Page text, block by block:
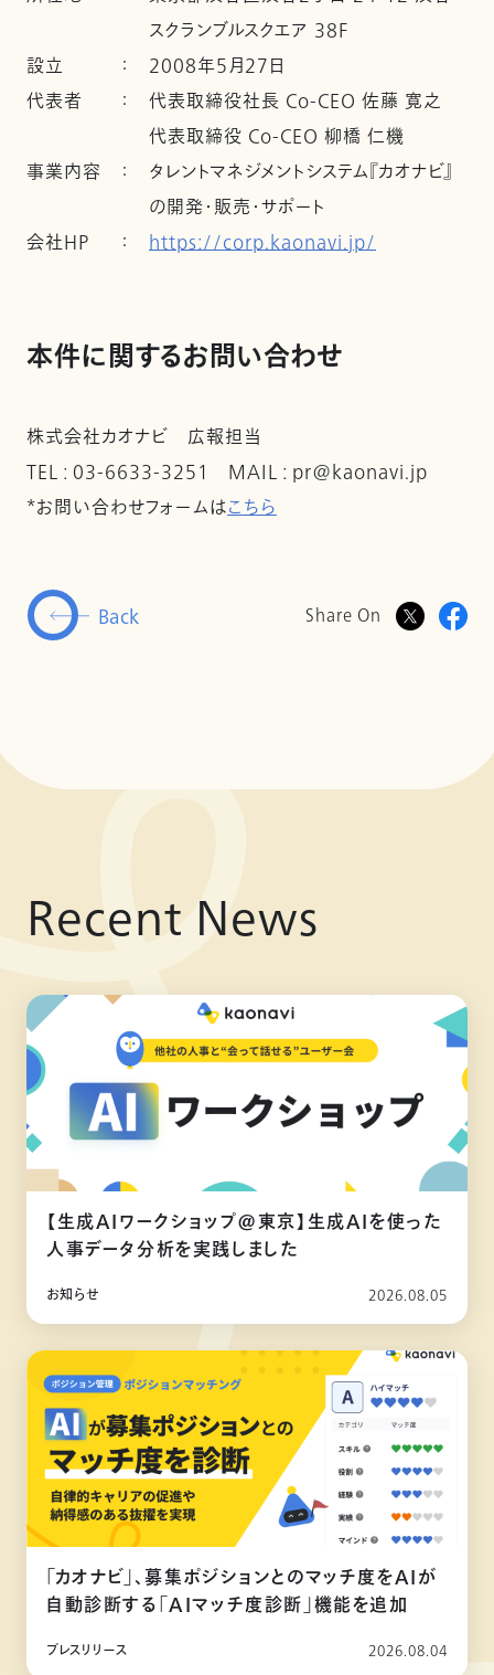
スクランブルスクエア 38F
設立
： 2008年5月27日
代表者
： 代表取締役社長 Co-CEO 佐藤 寛之
代表取締役 Co-CEO 柳橋 仁機
事業内容 ： タレントマネジメントシステム『カオナビ』
の開発・販売・サポート
会社ＨＰ
： https://corp.kaonavi.jp/
本件に関するお問い合わせ
株式会社カオナビ 広報担当
TEL : 03-6633-3251 MAIL : pr@kaonavi.jp
*お問い合わせフォームはこちら
Back Share On
Recent News
【生成AIワークショップ@東京】生成AIを使った
人事データ分析を実践しました
お知らせ 2026.08.05
「カオナビ」、募集ポジションとのマッチ度をAIが
自動診断する「AIマッチ度診断」機能を追加
プレスリリース 2026.08.04